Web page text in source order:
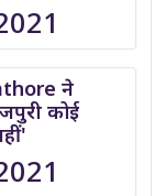
ने
कोई